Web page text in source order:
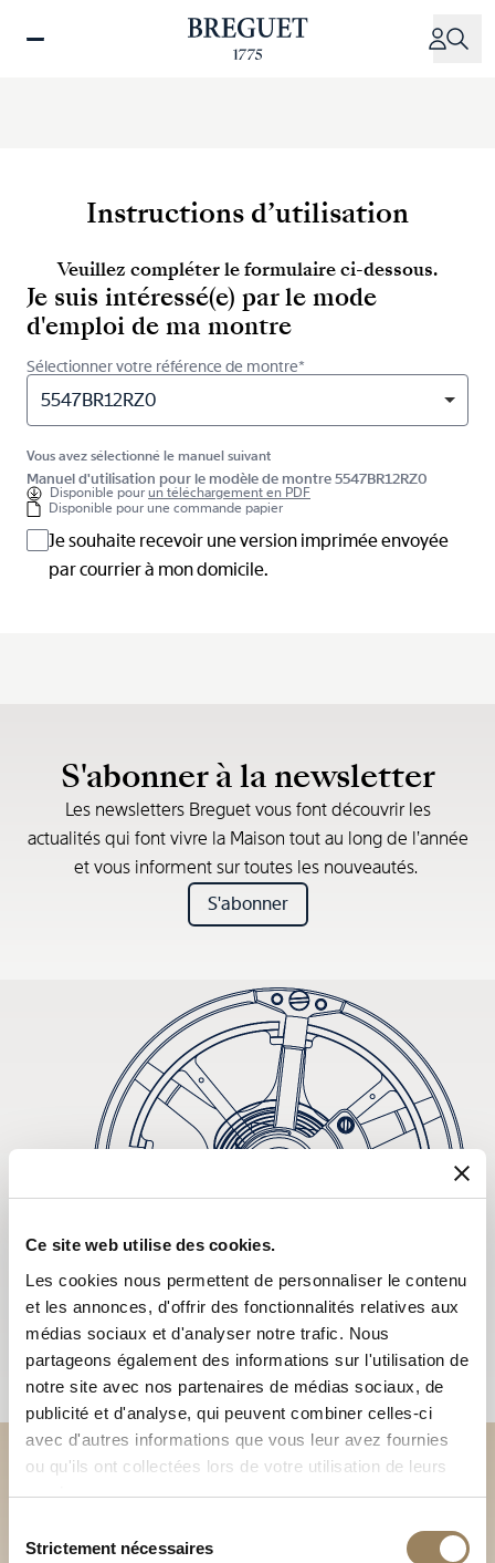
Ce site web utilise des cookies.
Les cookies nous permettent de personnaliser le contenu
et les annonces, d'offrir des fonctionnalités relatives aux
médias sociaux et d'analyser notre trafic. Nous
partageons également des informations sur l'utilisation de
notre site avec nos partenaires de médias sociaux, de
publicité et d'analyse, qui peuvent combiner celles-ci
avec d'autres informations que vous leur avez fournies
ou qu'ils ont collectées lors de votre utilisation de leurs
services.
duStrictement nécessaires
Instructions d’utilisation
Veuillez compléter le formulaire ci-dessous.
Je suis intéressé(e) par le mode
d'emploi de ma montre
Sélectionner votre référence de montre*
5547BR12RZ0
Vous avez sélectionné le manuel suivant
Manuel d'utilisation pour le modèle de montre 5547BR12RZ0
Disponible pourun téléchargement en PDF
Disponible pour une commande papier
Je souhaite recevoir une version imprimée envoyée
par courrier à mon domicile.
S'abonner à la newsletter
Les newsletters Breguet vous font découvrir les
actualités qui font vivre la Maison tout au long de l’année
et vous informent sur toutes les nouveautés.
S'abonner
Découvrez nos collections
en Boutique